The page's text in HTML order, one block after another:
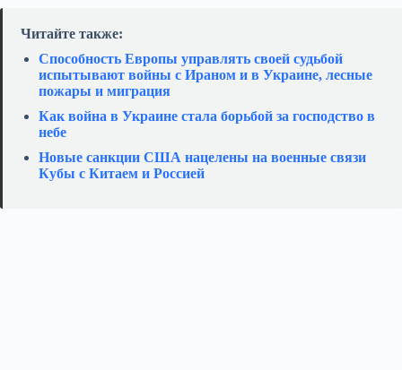
Читайте также:
Способность Европы управлять своей судьбой
испытывают войны с Ираном и в Украине, лесные
пожары и миграция
Как война в Украине стала борьбой за господство в
небе
Новые санкции США нацелены на военные связи
Кубы с Китаем и Россией